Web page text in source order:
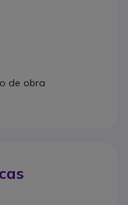
de obra